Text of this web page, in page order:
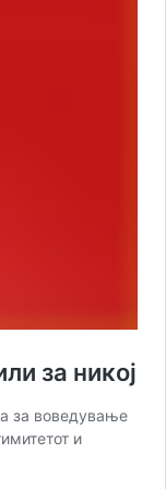
за никој
за воведување
и